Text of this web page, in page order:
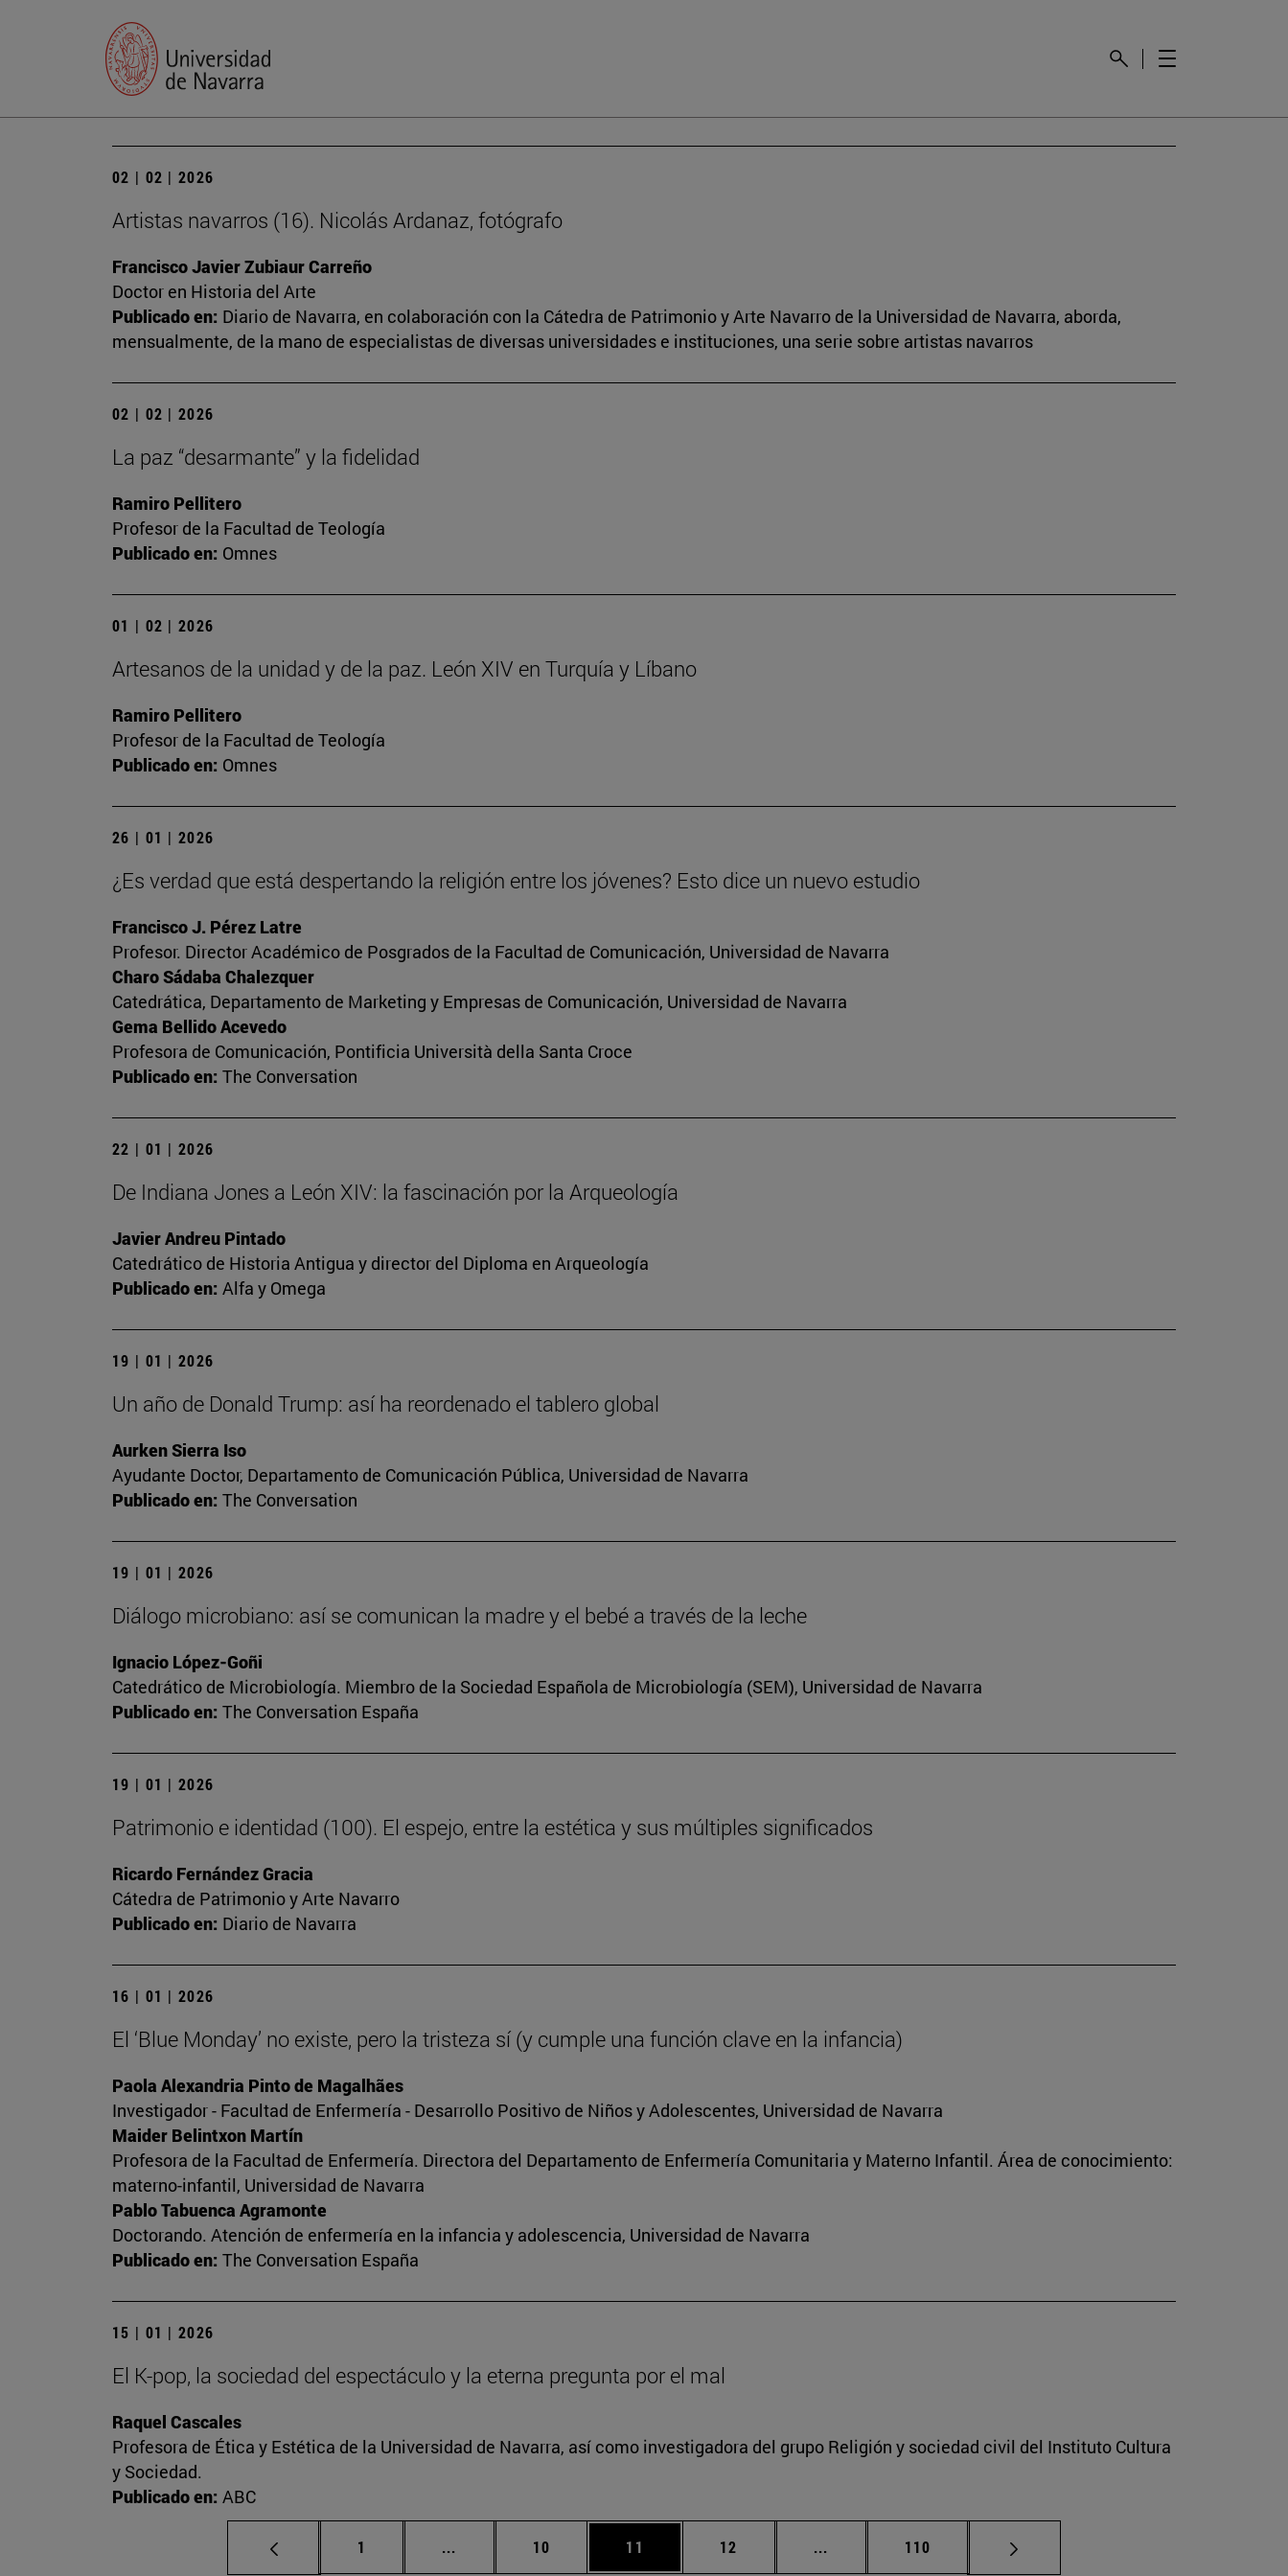
02 | 02 | 2026
Artistas navarros (16). Nicolás Ardanaz, fotógrafo
Francisco Javier Zubiaur Carreño
Doctor en Historia del Arte
Publicado en: Diario de Navarra, en colaboración con la Cátedra de Patrimonio y Arte Navarro de la Universidad de Navarra, aborda,
mensualmente, de la mano de especialistas de diversas universidades e instituciones, una serie sobre artistas navarros
02 | 02 | 2026
La paz “desarmante” y la fidelidad
Ramiro Pellitero
Profesor de la Facultad de Teología
Publicado en: Omnes
01 | 02 | 2026
Artesanos de la unidad y de la paz. León XIV en Turquía y Líbano
Ramiro Pellitero
Profesor de la Facultad de Teología
Publicado en: Omnes
26 | 01 | 2026
¿Es verdad que está despertando la religión entre los jóvenes? Esto dice un nuevo estudio
Francisco J. Pérez Latre
Profesor. Director Académico de Posgrados de la Facultad de Comunicación, Universidad de Navarra
Charo Sádaba Chalezquer
Catedrática, Departamento de Marketing y Empresas de Comunicación, Universidad de Navarra
Gema Bellido Acevedo
Profesora de Comunicación, Pontificia Università della Santa Croce
Publicado en: The Conversation
22 | 01 | 2026
De Indiana Jones a León XIV: la fascinación por la Arqueología
Javier Andreu Pintado
Catedrático de Historia Antigua y director del Diploma en Arqueología
Publicado en: Alfa y Omega
19 | 01 | 2026
Un año de Donald Trump: así ha reordenado el tablero global
Aurken Sierra Iso
Ayudante Doctor, Departamento de Comunicación Pública, Universidad de Navarra
Publicado en: The Conversation
19 | 01 | 2026
Diálogo microbiano: así se comunican la madre y el bebé a través de la leche
Ignacio López-Goñi
Catedrático de Microbiología. Miembro de la Sociedad Española de Microbiología (SEM), Universidad de Navarra
Publicado en: The Conversation España
19 | 01 | 2026
Patrimonio e identidad (100). El espejo, entre la estética y sus múltiples significados
Ricardo Fernández Gracia
Cátedra de Patrimonio y Arte Navarro
Publicado en: Diario de Navarra
16 | 01 | 2026
El ‘Blue Monday’ no existe, pero la tristeza sí (y cumple una función clave en la infancia)
Paola Alexandria Pinto de Magalhães
Investigador - Facultad de Enfermería - Desarrollo Positivo de Niños y Adolescentes, Universidad de Navarra
Maider Belintxon Martín
Profesora de la Facultad de Enfermería. Directora del Departamento de Enfermería Comunitaria y Materno Infantil. Área de conocimiento:
materno-infantil, Universidad de Navarra
Pablo Tabuenca Agramonte
Doctorando. Atención de enfermería en la infancia y adolescencia, Universidad de Navarra
Publicado en: The Conversation España
15 | 01 | 2026
El K-pop, la sociedad del espectáculo y la eterna pregunta por el mal
Raquel Cascales
Profesora de Ética y Estética de la Universidad de Navarra, así como investigadora del grupo Religión y sociedad civil del Instituto Cultura
y Sociedad.
Publicado en: ABC
Página
1 ... Páginas intermedias Use TAB para desplazarse.
Página
10 Página
11 Página
12 ... Páginas intermedias Use TAB para desplazarse.
Página
110